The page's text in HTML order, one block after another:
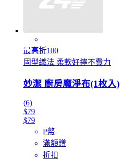
最高折100
固型織法 柔軟好擰不費力
妙潔 廚房魔淨布(1枚入)
(6)
$79
$79
P幣
滿額贈
折扣